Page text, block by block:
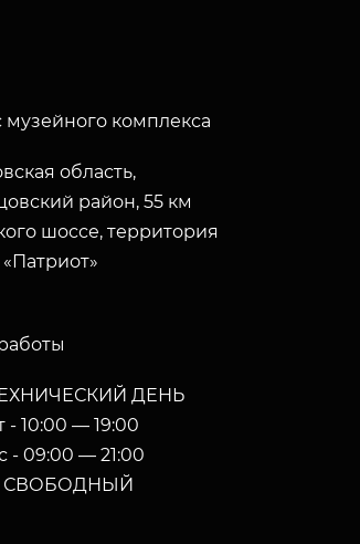
музейного комплекса
область,
район, 55 км
шоссе, территория
ДЕНЬ
- 10:00 — 19:00
- 09:00 — 21:00
СВОБОДНЫЙ